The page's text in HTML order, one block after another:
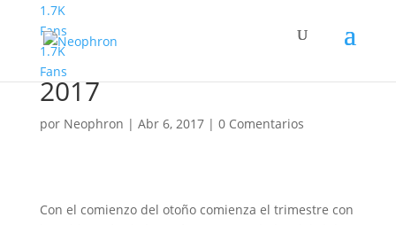
1.7K
Fans
1.7K
Fans
Calendario de otoño
2017
por Neophron | Abr 6, 2017| 0 Comentarios
Con el comienzo del otoño comienza el trimestre con